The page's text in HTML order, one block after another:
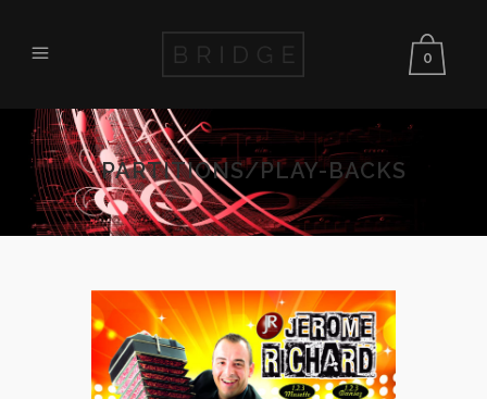
0
PARTITIONS/PLAY-BACKS